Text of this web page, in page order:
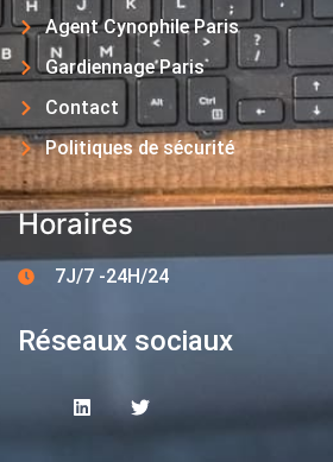
Agent Cynophile Paris
Gardiennage Paris
Contact
Politiques de sécurité
Horaires
7J/7 -24H/24
Réseaux sociaux